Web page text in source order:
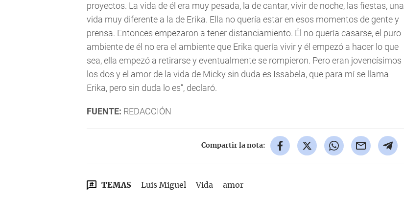
proyectos. La vida de él era muy pesada, la de cantar, vivir de noche, las fiestas, una
vida muy diferente a la de Erika. Ella no quería estar en esos momentos de gente y
prensa. Entonces empezaron a tener distanciamiento. Él no quería casarse, el puro
ambiente de él no era el ambiente que Erika quería vivir y él empezó a hacer lo que
sea, ella empezó a retirarse y eventualmente se rompieron. Pero eran jovencísimos
los dos y el amor de la vida de Micky sin duda es Issabela, que para mí se llama
Erika, pero sin duda lo es”, declaró.
FUENTE: REDACCIÓN
Compartir la nota:
TEMAS Luis Miguel Vida amor